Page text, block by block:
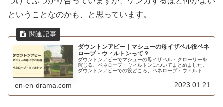
ということなのかも、と思っています。
ダウントンアビー｜マシューの母イザベル役ペネ
ロープ・ウィルトンって？
ダウントンアビーでマシューの母イザベル・クローリーを
演じる、ペネロープ・ウィルトンについてまとめました。
ダウントンアビーでの役どころ、ペネロープ・ウィルトン
en-en-drama.com 2023.01.21